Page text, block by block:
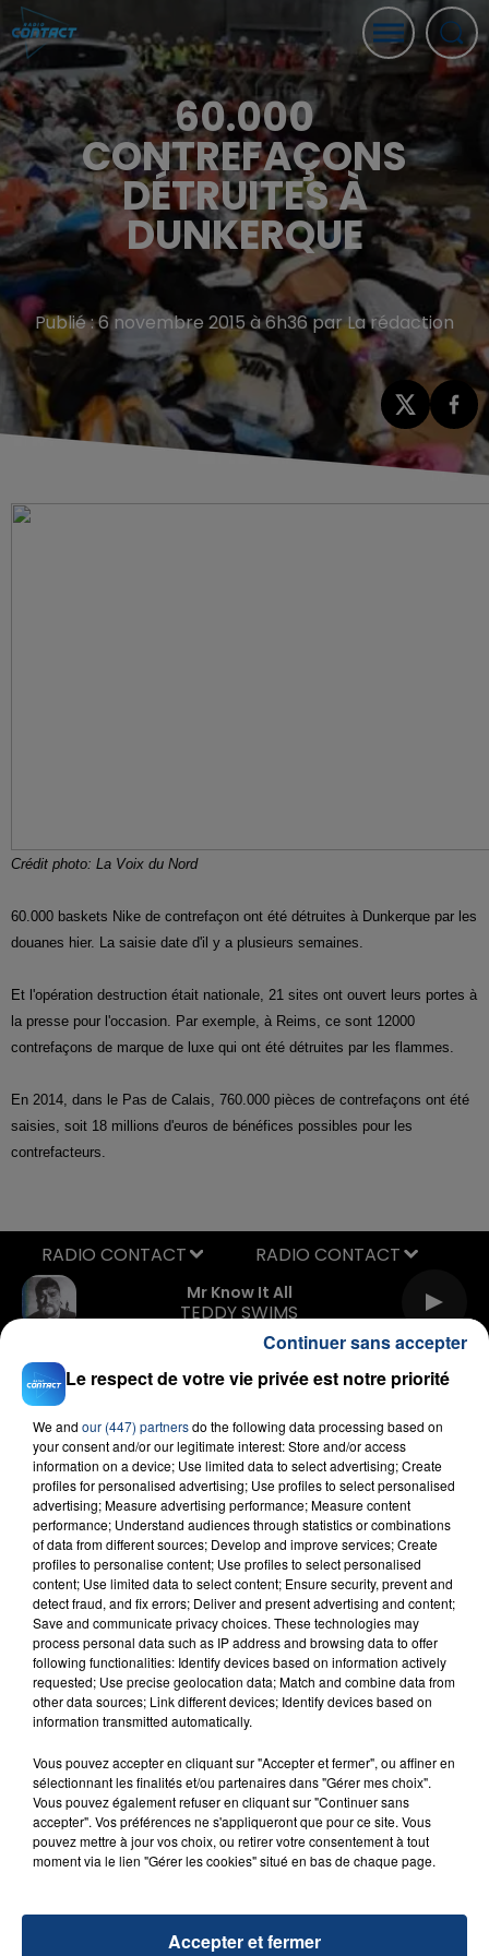
60.000
CONTREFAÇONS
DÉTRUITES À
DUNKERQUE
Publié : 6 novembre 2015 à 6h36 par La rédaction
Crédit photo: La Voix du Nord
60.000 baskets Nike de contrefaçon ont été détruites à Dunkerque par les
douanes hier. La saisie date d'il y a plusieurs semaines.
Et l'opération destruction était nationale, 21 sites ont ouvert leurs portes à
la presse pour l'occasion. Par exemple, à Reims, ce sont 12000
contrefaçons de marque de luxe qui ont été détruites par les flammes.
En 2014, dans le Pas de Calais, 760.000 pièces de contrefaçons ont été
saisies, soit 18 millions d'euros de bénéfices possibles pour les
contrefacteurs.
Mr Know It All
TEDDY SWIMS
RADIO CONTACT
FIL D'ACTU
23 juillet 2026
SON BÉBÉ ENTRE LA VIE ET LA...
Un homme s'est immolé par le feu après avoir
aspergé sa compagne et leur bébé de trois mois
d'un liquide inflammable.
Le respect de votre vie privée est notre priorité
We and our (447) partnersdo the following data processing based on
your consent and/or our legitimate interest: Store and/or access
information on a device; Use limited data to select advertising; Create
profiles for personalised advertising; Use profiles to select personalised
advertising; Measure advertising performance; Measure content
performance; Understand audiences through statistics or combinations
of data from different sources; Develop and improve services; Create
profiles to personalise content; Use profiles to select personalised
content; Use limited data to select content; Ensure security, prevent and
detect fraud, and fix errors; Deliver and present advertising and content;
Save and communicate privacy choices. These technologies may
process personal data such as IP address and browsing data to offer
following functionalities: Identify devices based on information actively
requested; Use precise geolocation data; Match and combine data from
other data sources; Link different devices; Identify devices based on
information transmitted automatically.
Vous pouvez accepter en cliquant sur "Accepter et fermer", ou affiner en
sélectionnant les finalités et/ou partenaires dans "Gérer mes choix".
Vous pouvez également refuser en cliquant sur "Continuer sans
accepter". Vos préférences ne s'appliqueront que pour ce site. Vous
pouvez mettre à jour vos choix, ou retirer votre consentement à tout
moment via le lien "Gérer les cookies" situé en bas de chaque page.
Accepter et fermer
Continuer sans accepter